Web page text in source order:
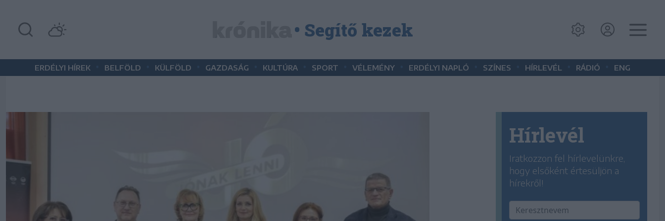
• Segítő kezek
ERDÉLYI HÍREK BELFÖLD KÜLFÖLD GAZDASÁG KULTÚRA SPORT VÉLEMÉNY ERDÉLYI NAPLÓ SZÍNES HÍRLEVÉL RÁDIÓ ENG
Hírlevél
Iratkozzon fel hírlevelünkre,
hogy elsőként értesüljön a
hírekről!